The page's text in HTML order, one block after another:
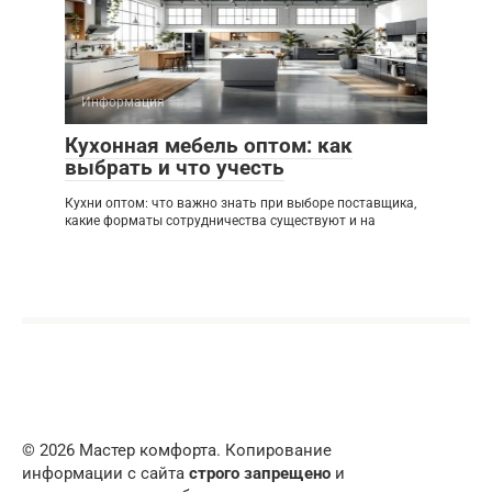
Информация
Кухонная мебель оптом: как
выбрать и что учесть
Кухни оптом: что важно знать при выборе поставщика,
какие форматы сотрудничества существуют и на
© 2026 Мастер комфорта. Копирование
информации с сайта строго запрещено и